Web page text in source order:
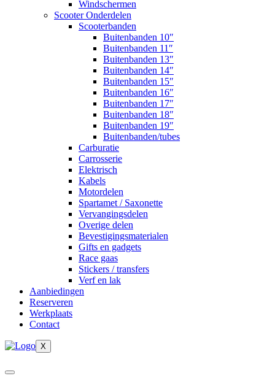
Windschermen
Scooter Onderdelen
Scooterbanden
Buitenbanden 10″
Buitenbanden 11″
Buitenbanden 13″
Buitenbanden 14″
Buitenbanden 15″
Buitenbanden 16″
Buitenbanden 17″
Buitenbanden 18″
Buitenbanden 19″
Buitenbanden/tubes
Carburatie
Carrosserie
Elektrisch
Kabels
Motordelen
Spartamet / Saxonette
Vervangingsdelen
Overige delen
Bevestigingsmaterialen
Gifts en gadgets
Race gaas
Stickers / transfers
Verf en lak
Aanbiedingen
Reserveren
Werkplaats
Contact
X